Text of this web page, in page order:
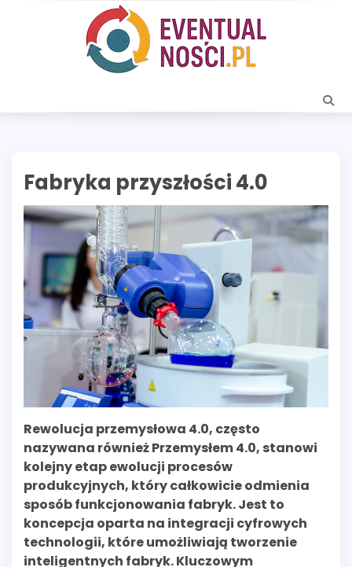
Fabryka przyszłości 4.0
Rewolucja przemysłowa 4.0, często
nazywana również Przemysłem 4.0, stanowi
kolejny etap ewolucji procesów
produkcyjnych, który całkowicie odmienia
sposób funkcjonowania fabryk. Jest to
koncepcja oparta na integracji cyfrowych
technologii, które umożliwiają tworzenie
inteligentnych fabryk. Kluczowym